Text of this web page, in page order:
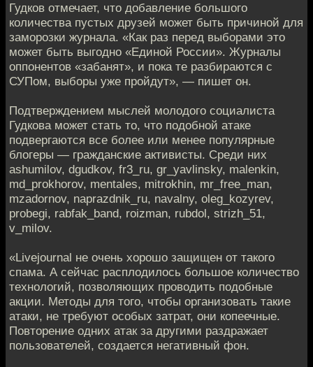
Гудков отмечает, что добавление большого
количества пустых друзей может быть причиной для
заморозки журнала. «Как раз перед выборами это
может быть выгодно «Единой России». Журналы
оппонентов «забанят», и пока те разбираются с
СУПом, выборы уже пройдут», — пишет он.
Подтверждением мыслей молодого социалиста
Гудкова может стать то, что подобной атаке
подвергаются все более или менее популярные
блогеры — гражданские активисты. Среди них
ashumilov, dgudkov, fr3_ru, gr_yavlinsky, malenkin,
md_prokhorov, mentales, mitrokhin, mr_free_man,
mzadornov, naprazdnik_ru, navalny, oleg_kozyrev,
probegi, rabfak_band, roizman, rubdol, strizh_51,
v_milov.
«Livejournal не очень хорошо защищен от такого
спама. А сейчас расплодилось большое количество
технологий, позволяющих проводить подобные
акции. Методы для того, чтобы организовать такие
атаки, не требуют особых затрат, они копеечные.
Повторение одних атак за другими раздражает
пользователей, создается негативный фон.